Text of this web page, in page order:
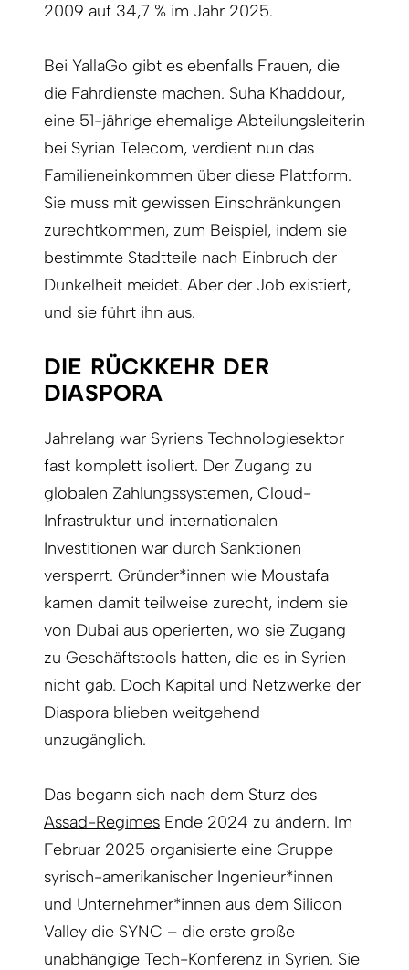
2009 auf 34,7 % im Jahr 2025.
Bei YallaGo gibt es ebenfalls Frauen, die
die Fahrdienste machen. Suha Khaddour,
eine 51-jährige ehemalige Abteilungsleiterin
bei Syrian Telecom, verdient nun das
Familieneinkommen über diese Plattform.
Sie muss mit gewissen Einschränkungen
zurechtkommen, zum Beispiel, indem sie
bestimmte Stadtteile nach Einbruch der
Dunkelheit meidet. Aber der Job existiert,
und sie führt ihn aus.
DIE RÜCKKEHR DER
DIASPORA
Jahrelang war Syriens Technologiesektor
fast komplett isoliert. Der Zugang zu
globalen Zahlungssystemen, Cloud-
Infrastruktur und internationalen
Investitionen war durch Sanktionen
versperrt. Gründer*innen wie Moustafa
kamen damit teilweise zurecht, indem sie
von Dubai aus operierten, wo sie Zugang
zu Geschäftstools hatten, die es in Syrien
nicht gab. Doch Kapital und Netzwerke der
Diaspora blieben weitgehend
unzugänglich.
Das begann sich nach dem Sturz des
Assad-Regimes Ende 2024 zu ändern. Im
Februar 2025 organisierte eine Gruppe
syrisch-amerikanischer Ingenieur*innen
und Unternehmer*innen aus dem Silicon
Valley die SYNC – die erste große
unabhängige Tech-Konferenz in Syrien. Sie